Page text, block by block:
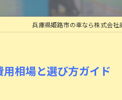
自動車保険
ロードサービスについて
兵庫県姫路市の車なら株式会社
相場と選び方ガイド